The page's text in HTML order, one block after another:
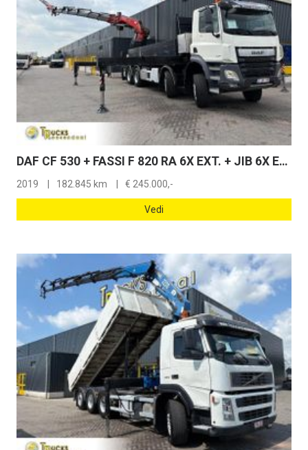
DAF CF 530 + FASSI F 820 RA 6X EXT. + JIB 6X EXT. + WINCH + REMOTE + 8X4 + EURO 6
2019 182.845 km € 245.000,-
Vedi